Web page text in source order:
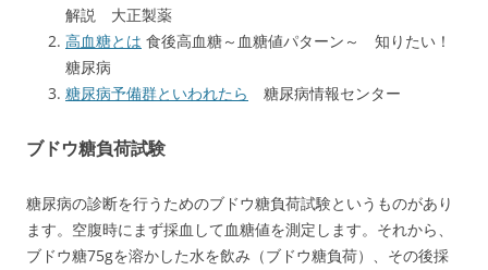
解説 大正製薬
高血糖とは 食後高血糖～血糖値パターン～ 知りたい！
糖尿病
糖尿病予備群といわれたら
糖尿病情報センター
ブドウ糖負荷試験
糖尿病の診断を行うためのブドウ糖負荷試験というものがあり
ます。空腹時にまず採血して血糖値を測定します。それから、
ブドウ糖75gを溶かした水を飲み（ブドウ糖負荷）、その後採